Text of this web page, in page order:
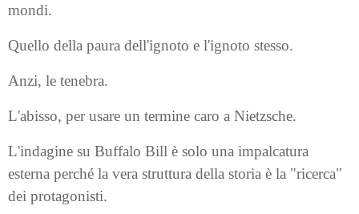
mondi.
Quello della paura dell'ignoto e l'ignoto stesso.
Anzi, le tenebra.
L'abisso, per usare un termine caro a Nietzsche.
L'indagine su Buffalo Bill è solo una impalcatura
esterna perché la vera struttura della storia è la "ricerca"
dei protagonisti.